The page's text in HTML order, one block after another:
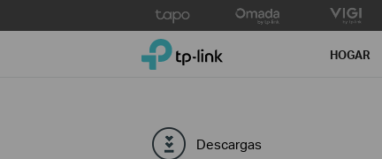
to
TP-Link, Reliably Smart HOGAR
Descargas